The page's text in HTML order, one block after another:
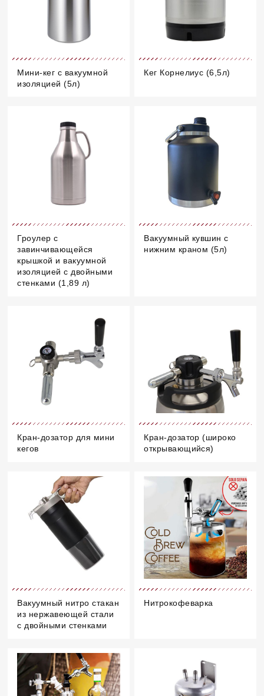
Мини-кег с вакуумной
изоляцией (5л)
Кег Корнелиус (6,5л)
Гроулер с
завинчивающейся
крышкой и вакуумной
изоляцией с двойными
стенками (1,89 л)
Вакуумный кувшин с
нижним краном (5л)
Кран-дозатор для мини
кегов
Кран-дозатор (широко
открывающийся)
Вакуумный нитро стакан
из нержавеющей стали
с двойными стенками
Нитрокофеварка